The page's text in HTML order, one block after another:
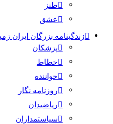
طنز
عشق
زندگینامه بزرگان ایران
پزشکان
خطاط
خواننده
روزنامه نگار
ریاضیدان
سیاستمداران